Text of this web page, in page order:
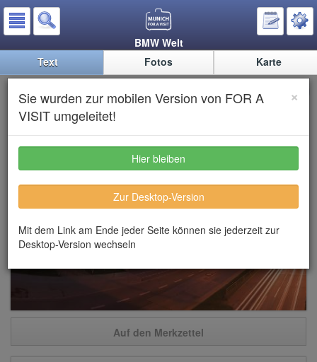
×
Sie wurden zur mobilen Version von FOR A
VISIT umgeleitet!
Hier bleiben
Zur Desktop-Version
Mit dem Link am Ende jeder Seite können sie jederzeit zur
Desktop-Version wechseln
BMW Welt
Text
Fotos Karte
BMW Welt
Auf den Merkzettel